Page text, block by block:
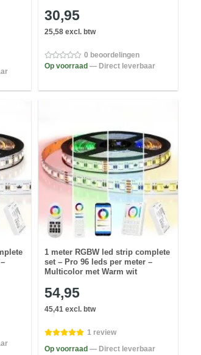
30,95
25,58 excl. btw
0 beoordelingen
Op voorraad — Direct leverbaar
1 meter RGBW led strip complete
set – Pro 96 leds per meter –
Multicolor met Warm wit
54,95
45,41 excl. btw
1 review
Op voorraad — Direct leverbaar